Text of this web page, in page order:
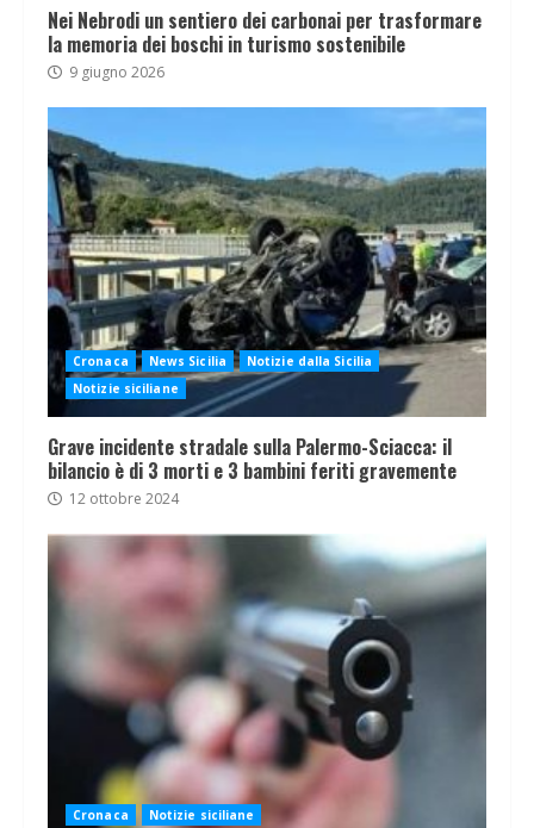
Nei Nebrodi un sentiero dei carbonai per trasformare
la memoria dei boschi in turismo sostenibile
9 giugno 2026
Cronaca News Sicilia
Notizie dalla Sicilia
Notizie siciliane
Grave incidente stradale sulla Palermo-Sciacca: il
bilancio è di 3 morti e 3 bambini feriti gravemente
12 ottobre 2024
Cronaca Notizie siciliane